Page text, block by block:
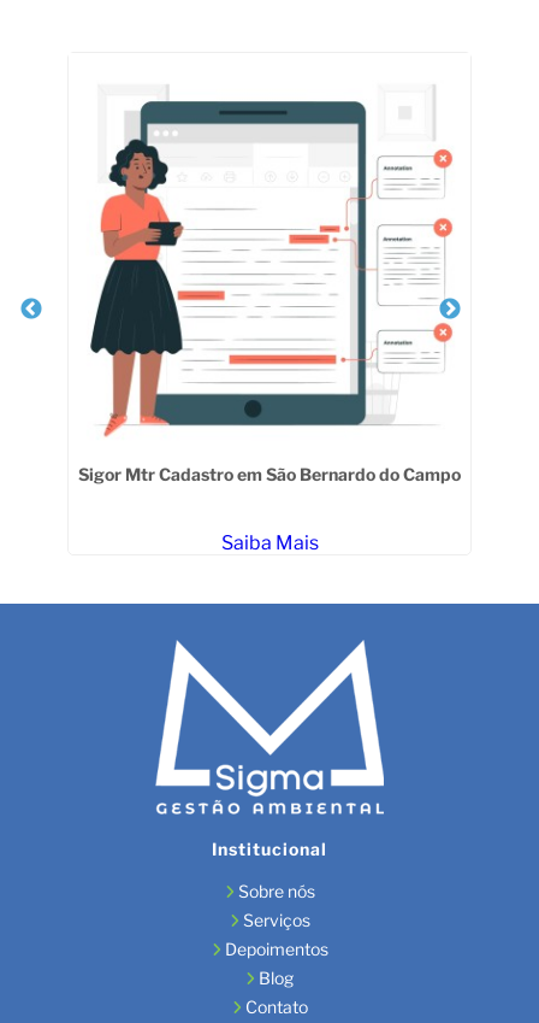
Sigor Mtr Cadastro em São Bernardo do Campo
Saiba Mais
Institucional
Sobre nós
Serviços
Depoimentos
Blog
Contato